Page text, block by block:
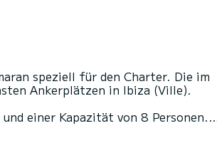
speziell für den Charter. Die im
Ankerplätzen in Ibiza (Ville).
einer Kapazität von 8 Personen.
(Ville) zu verbringen.